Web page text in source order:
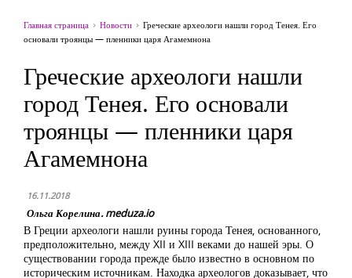
Главная страница Новости
Греческие археологи нашли город Тенея. Его
основали троянцы — пленники царя Агамемнона
Греческие археологи нашли
город Тенея. Его основали
троянцы — пленники царя
Агамемнона
16.11.2018
Ольга Корелина. meduza.io
В Греции археологи нашли руины города Тенея, основанного,
предположительно, между XII и XIII веками до нашей эры. О
существовании города прежде было известно в основном по
историческим источникам. Находка археологов доказывает, что